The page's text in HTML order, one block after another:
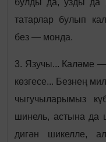
булды да, узды да
татарлар булып
без — монда.
3. Язучы... Каләме
көзгесе... Безнең
чыгучыларымыз
шинель, астына да
дигән шикелле,